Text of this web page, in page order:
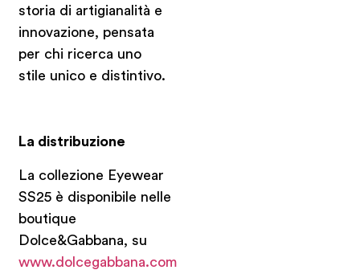
storia di artigianalità e
innovazione, pensata
per chi ricerca uno
stile unico e distintivo.
La distribuzione
La collezione Eyewear
SS25 è disponibile nelle
boutique
Dolce&Gabbana, su
www.dolcegabbana.com